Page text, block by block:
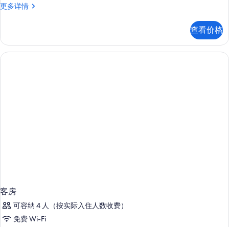
更多详情
客
信
息
查看价格
客房
可容纳 4 人（按实际入住人数收费）
免费 Wi-Fi